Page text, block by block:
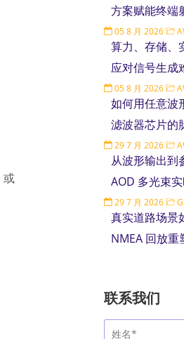
或
方案赋能终端
05 8 月 2026
算力、存储、
应对信号生成
05 8 月 2026
如何用任意波
滤波器芯片的
29 7 月 2026
从波形输出到
AOD 多光束
29 7 月 2026
真实道路场景
NMEA 回放重
联系我们